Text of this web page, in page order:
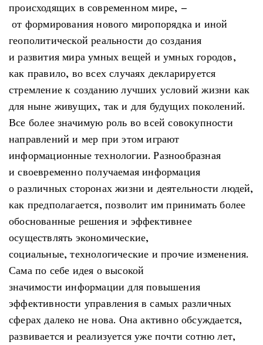
происходящих в современном мире, –
от формирования нового миропорядка и иной
геополитической реальности до создания
и развития мира умных вещей и умных городов,
как правило, во всех случаях декларируется
стремление к созданию лучших условий жизни как
для ныне живущих, так и для будущих поколений.
Все более значимую роль во всей совокупности
направлений и мер при этом играют
информационные технологии. Разнообразная
и своевременно получаемая информация
о различных сторонах жизни и деятельности людей,
как предполагается, позволит им принимать более
обоснованные решения и эффективнее
осуществлять экономические,
социальные, технологические и прочие изменения.
Сама по себе идея о высокой
значимости информации для повышения
эффективности управления в самых различных
сферах далеко не нова. Она активно обсуждается,
развивается и реализуется уже почти сотню лет,